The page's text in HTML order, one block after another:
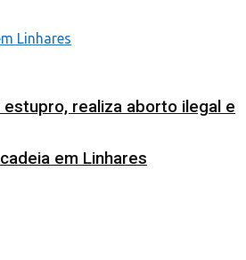
estupro, realiza aborto ilegal e
em Linhares